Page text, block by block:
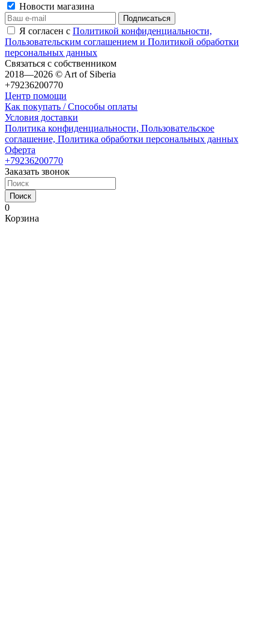
Новости магазина
Я согласен с Политикой конфиденциальности,
Пользовательским соглашением и Политикой обработки
персональных данных
Связаться с собственником
2018—2026 © Art of Siberia
+79236200770
Центр помощи
Как покупать / Способы оплаты
Условия доставки
Политика конфиденциальности, Пользовательское
соглашение, Политика обработки персональных данных
Оферта
+79236200770
Заказать звонок
Поиск
0
Корзина